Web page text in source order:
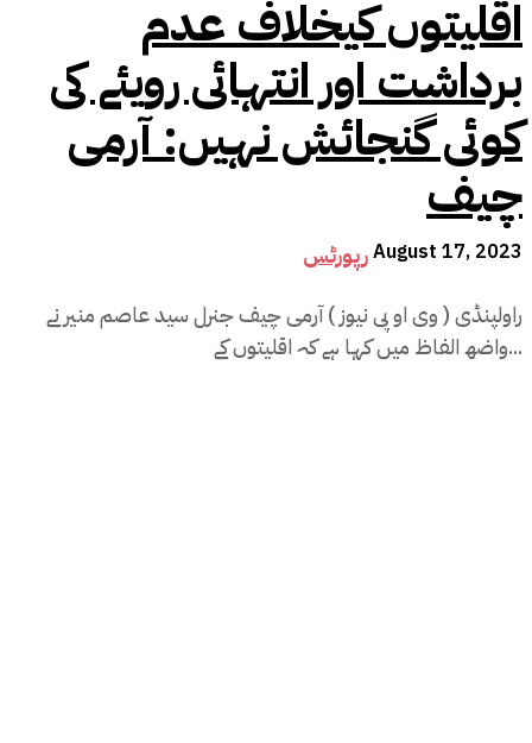
اقلیتوں کیخلاف عدم
برداشت اور انتہائی رویئے کی
کوئی گنجائش نہیں: آرمی
چیف
رپورٹسAugust 17, 2023
واضھ الفاظ میں کہا ہے کہ اقلیتوں کے...